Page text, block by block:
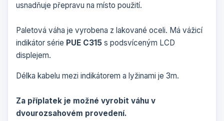
usnadňuje přepravu na místo použití.
Paletová váha je vyrobena z lakované oceli. Má vážicí
indikátor série PUE C315 s podsvíceným LCD
displejem.
Délka kabelu mezi indikátorem a lyžinami je 3m.
Za příplatek je možné vyrobit váhu v
dvourozsahovém provedení.